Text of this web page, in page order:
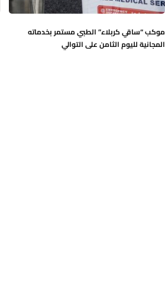
موكب “ساقي كربلاء” الطبي مستمر بخدماته
المجانية لليوم الثامن على التوالي